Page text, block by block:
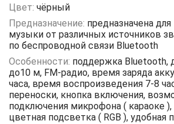
Цвет: чёрный
Предназначение: предназначена
музыки от различных источников
по беспроводной связи Bluetooth
Особенности: поддержка Bluetooth,
до10 м, FM-радио, время заряда
часа, время воспроизведения 7-8
переноски, кнопка включения,
подключения микрофона ( караоке ),
цветная подсветка ( RGB ), удобная